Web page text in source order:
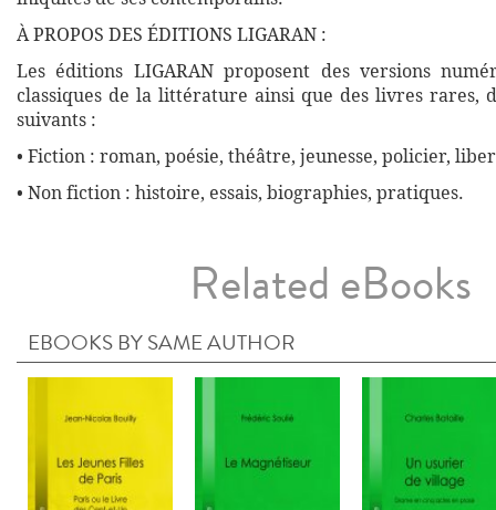
À PROPOS DES ÉDITIONS LIGARAN :
Les éditions LIGARAN proposent des versions
classiques de la littérature ainsi que des livres rares,
suivants :
• Fiction : roman, poésie, théâtre, jeunesse, policier,
• Non fiction : histoire, essais, biographies, pratiques.
Related eBooks
EBOOKS BY SAME AUTHOR